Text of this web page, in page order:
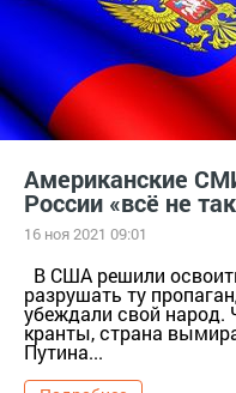
Американские
России «всё не
16 ноя 2021 09:01
В США решили
разрушать ту
убеждали свой народ.
кранты, страна
Путина...